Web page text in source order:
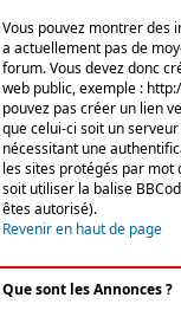
Vous pouvez montrer des
a actuellement pas de
forum. Vous devez donc
web public, exemple :
pouvez pas créer un lien
que celui-ci soit un
nécessitant une
les sites protégés par mot
soit utiliser la balise
êtes autorisé).
Revenir en haut de page
Que sont les Annonces ?